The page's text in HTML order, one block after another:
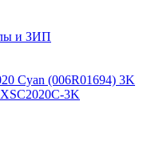
и ЗИП
Cyan (006R01694) 3K
3K